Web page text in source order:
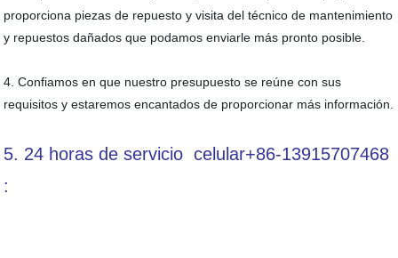
proporciona piezas de repuesto y visita del técnico de mantenimiento
y repuestos dañados que podamos enviarle más pronto posible.
4.Confiamos en que nuestro presupuesto se reúne con sus
requisitos y estaremos encantados de proporcionar más información.
5. 24 horas de servicio celular+86-13915707468
: